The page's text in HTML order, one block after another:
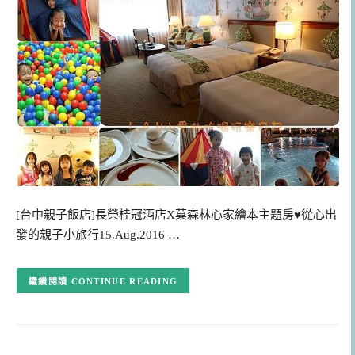
[台中親子飯店]長榮桂冠酒店X菓森林心家繪本主題房♥從心出
發的親子小旅行15.Aug.2016 …
CONTINUE READING